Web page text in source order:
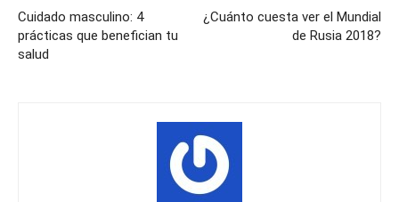
Cuidado masculino: 4
prácticas que benefician tu
salud
¿Cuánto cuesta ver el Mundial
de Rusia 2018?